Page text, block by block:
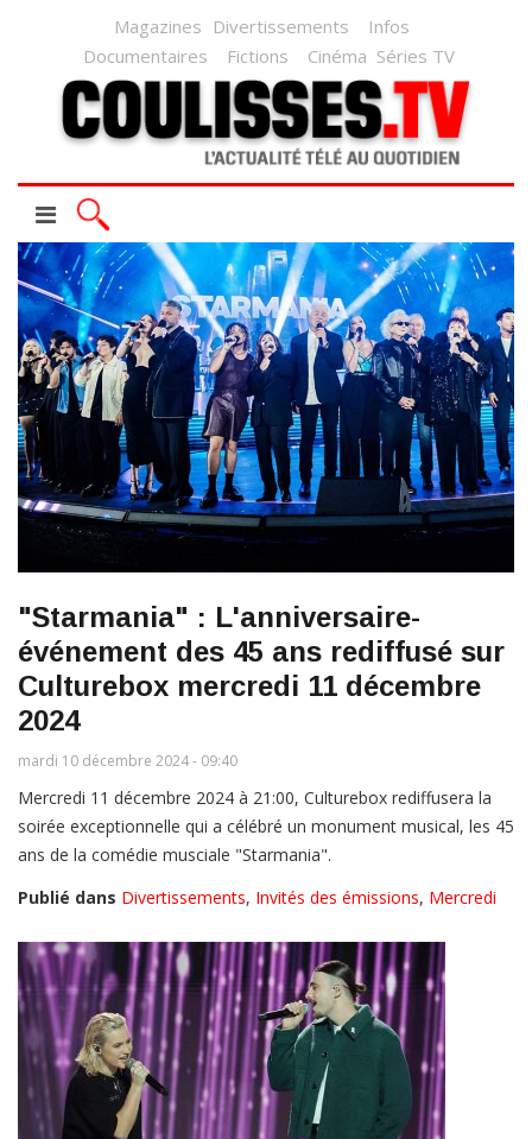
Magazines Divertissements
Infos
Documentaires
Fictions Cinéma Séries TV
"Starmania" : L'anniversaire-
événement des 45 ans rediffusé sur
Culturebox mercredi 11 décembre
2024
mardi 10 décembre 2024 - 09:40
Mercredi 11 décembre 2024 à 21:00, Culturebox rediffusera la
soirée exceptionnelle qui a célébré un monument musical, les 45
ans de la comédie musciale "Starmania".
Publié dans Divertissements, Invités des émissions, Mercredi